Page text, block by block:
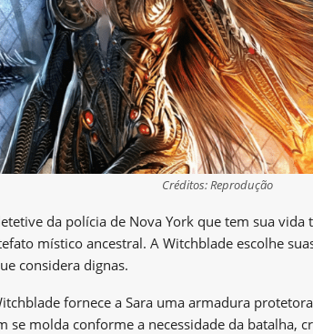
Créditos: Reprodução
da polícia de Nova York que tem sua
místico ancestral. A Witchblade escolhe
considera dignas.
fornece a Sara uma armadura
se molda conforme a necessidade da batalha,